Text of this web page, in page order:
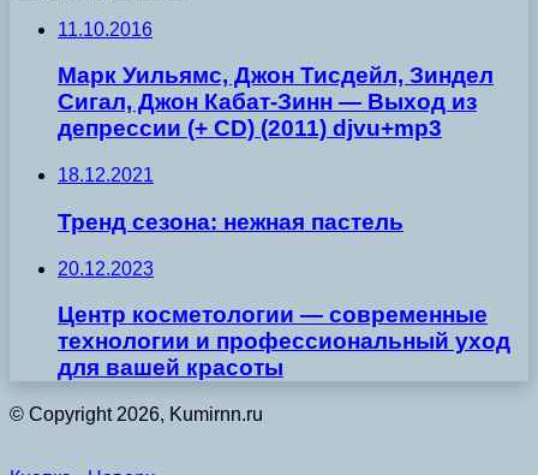
11.10.2016
Марк Уильямс, Джон Тисдейл, Зиндел
Сигал, Джон Кабат-Зинн — Выход из
депрессии (+ CD) (2011) djvu+mp3
18.12.2021
Тренд сезона: нежная пастель
20.12.2023
Центр косметологии — современные
технологии и профессиональный уход
для вашей красоты
© Copyright 2026, Kumirnn.ru